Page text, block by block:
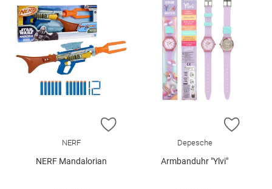
ZUR WUNSCHLISTE HINZUFÜGEN
NERF
NERF Mandalorian
ZUR
Depesche
Armbanduhr "Ylvi"